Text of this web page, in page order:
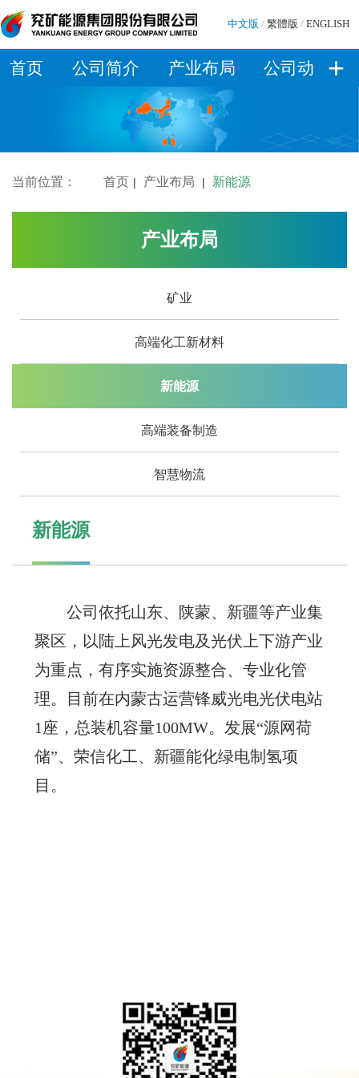
中文版 / 繁體版 / ENGLISH
首页 公司简介 产业布局 公司动态+
当前位置： 首页 | 产业布局 | 新能源
产业布局
矿业
高端化工新材料
新能源
高端装备制造
智慧物流
新能源
公司依托山东、陕蒙、新疆等产业集
聚区，以陆上风光发电及光伏上下游产业
为重点，有序实施资源整合、专业化管
理。目前在内蒙古运营锋威光电光伏电站
1座，总装机容量100MW。发展“源网荷
储”、荣信化工、新疆能化绿电制氢项
目。